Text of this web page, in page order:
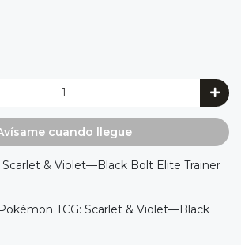
cuando llegue
Scarlet & Violet—Black Bolt Elite Trainer
TCG: Scarlet & Violet—Black